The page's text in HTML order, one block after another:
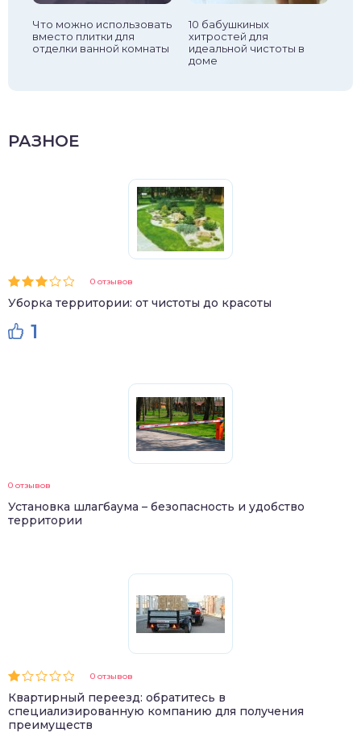
Что можно использовать
вместо плитки для
отделки ванной комнаты
10 бабушкиных
хитростей для
идеальной чистоты в
доме
РАЗНОЕ
0 отзывов
Уборка территории: от чистоты до красоты
1
0 отзывов
Установка шлагбаума – безопасность и удобство
территории
0 отзывов
Квартирный переезд: обратитесь в
специализированную компанию для получения
преимуществ